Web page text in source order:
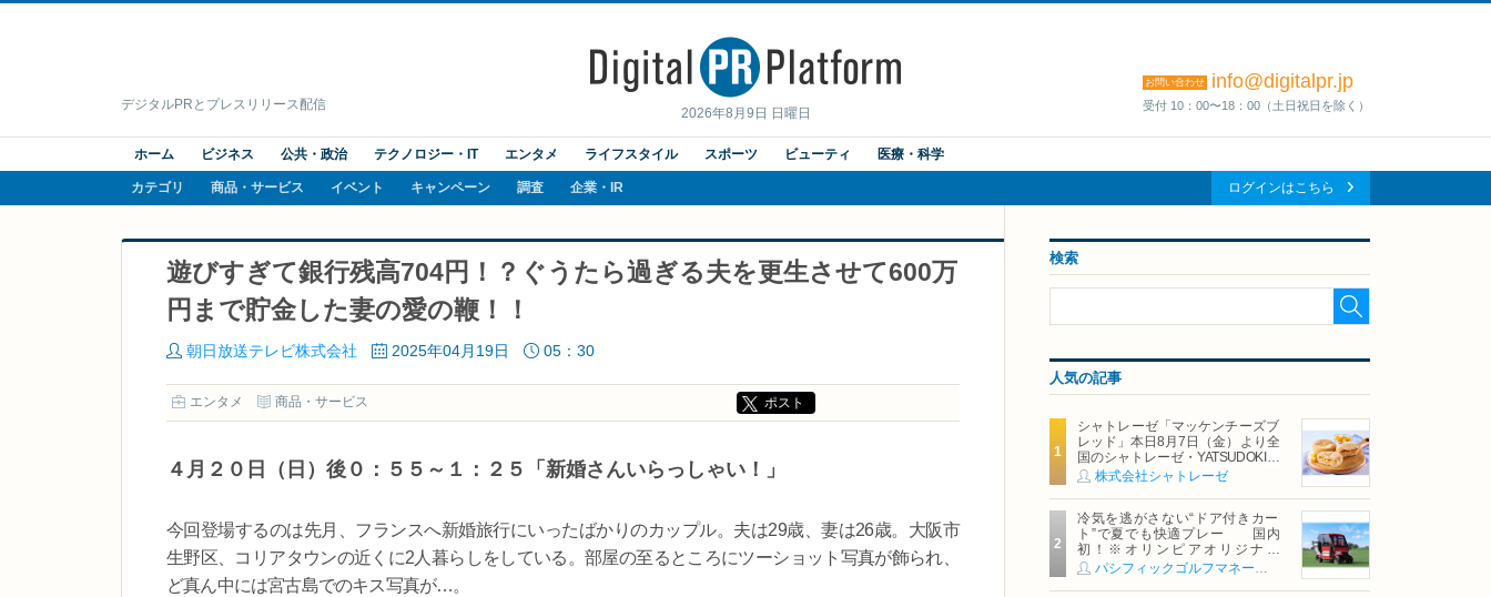
2026年8月9日 日曜日
デジタルPRとプレスリリース配信
お問い合わせ info@digitalpr.jp
受付 10：00〜18：00（土日祝日を除く）
ホーム ビジネス 公共・政治 テクノロジー・IT エンタメ ライフスタイル スポーツ ビューティ 医療・科学
カテゴリ 商品・サービス イベント キャンペーン 調査 企業・IR ログインはこちら
遊びすぎて銀行残高704円！？ぐうたら過ぎる夫を更生させて600万
円まで貯金した妻の愛の鞭！！
朝日放送テレビ株式会社 2025年04月19日 05：30
エンタメ 商品・サービス ポスト
４月２０日（日）後０：５５～１：２５「新婚さんいらっしゃい！」
今回登場するのは先月、フランスへ新婚旅行にいったばかりのカップル。夫は29歳、妻は26歳。大阪市
生野区、コリアタウンの近くに2人暮らしをしている。部屋の至るところにツーショット写真が飾られ、
ど真ん中には宮古島でのキス写真が…。
検索
人気の記事
シャトレーゼ「マッケンチーズブ
レッド」本日8月7日（金）より全
国のシャトレーゼ・YATSUDOKIで
発売株式会社シャトレーゼ
冷気を逃がさない“ドア付きカー
ト”で夏でも快適プレー 国内
初！※オリンピアオリジナル
「AirCon Cart（エアコンカー
ト）」導入 | ＰＧＭ